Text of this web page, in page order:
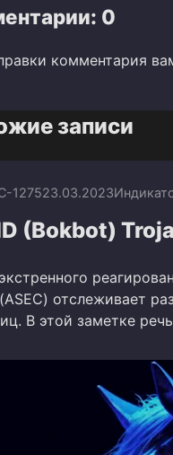
0
комментария
записи
127523.03.2023
(Bokbot)
отслеживает
В этой заметке